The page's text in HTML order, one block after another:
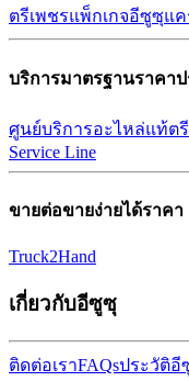
ตรีเพชรแพ็กเกจอีซูซุแค
บริการมาตรฐานราคา
ศูนย์บริการอะไหล่แท้ต
Service Line
ขายต่อขายง่ายได้ราคา
Truck2Hand
เกี่ยวกับอีซูซุ
ติดต่อเราFAQsประวัติอี